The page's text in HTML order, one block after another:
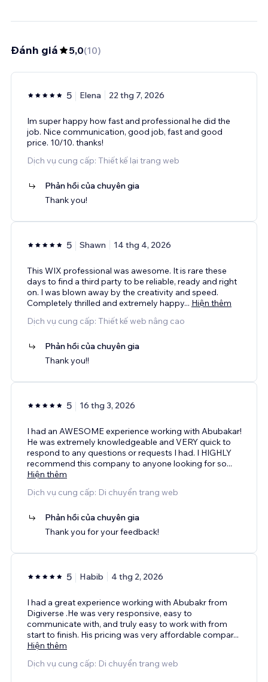
Đánh giá 5,0(10)
5 Elena 22 thg 7, 2026
Im super happy how fast and professional he did the
job. Nice communication, good job, fast and good
price. 10/10. thanks!
Dịch vụ cung cấp: Thiết kế lại trang web
Phản hồi của chuyên gia
Thank you!
5 Shawn 14 thg 4, 2026
This WIX professional was awesome. It is rare these
days to find a third party to be reliable, ready and right
on. I was blown away by the creativity and speed.
Completely thrilled and extremely happy... Hiện thêm
Dịch vụ cung cấp: Thiết kế web nâng cao
Phản hồi của chuyên gia
Thank you!!
5 16 thg 3, 2026
I had an AWESOME experience working with Abubakar!
He was extremely knowledgeable and VERY quick to
respond to any questions or requests I had. I HIGHLY
recommend this company to anyone looking for so...
Hiện thêm
Dịch vụ cung cấp: Di chuyển trang web
Phản hồi của chuyên gia
Thank you for your feedback!
5 Habib 4 thg 2, 2026
I had a great experience working with Abubakr from
Digiverse .He was very responsive, easy to
communicate with, and truly easy to work with from
start to finish. His pricing was very affordable compar...
Hiện thêm
Dịch vụ cung cấp: Di chuyển trang web